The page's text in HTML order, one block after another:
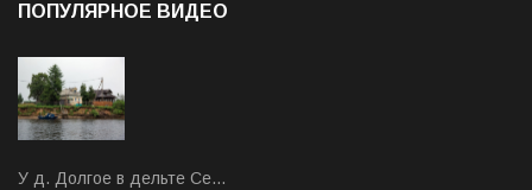
ПОПУЛЯРНОЕ ВИДЕО
У д. Долгое в дельте Се…